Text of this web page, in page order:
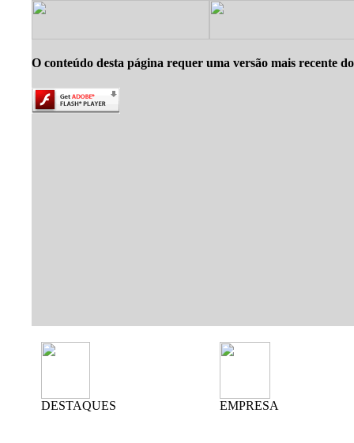
O conteúdo desta página requer uma versão mais recente
DESTAQUES EMPRESA